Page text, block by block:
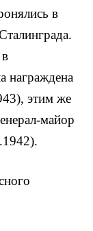
в
награждена
этим же
майор